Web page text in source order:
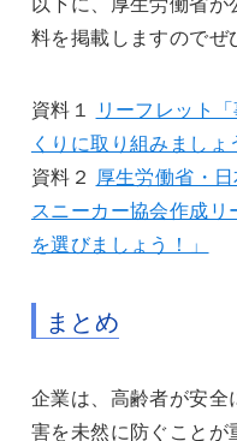
料を掲載しますのでぜ
資料１
リーフレット
くりに取り組みましょ
資料２ 厚生労働省・
スニーカー協会作成リ
を選びましょう！」
まとめ
企業は、高齢者が安
害を未然に防ぐことが